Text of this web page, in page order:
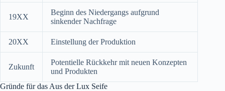
19XX
Beginn des Niedergangs aufgrund
sinkender Nachfrage
20XX Einstellung der Produktion
Zukunft
Potentielle Rückkehr mit neuen Konzepten
und Produkten
Gründe für das Aus der Lux Seife